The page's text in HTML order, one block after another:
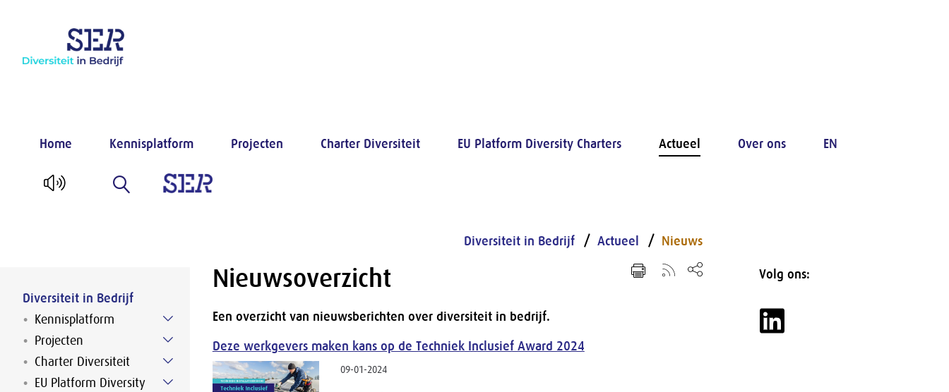
Home Kennisplatform Projecten Charter Diversiteit EU Platform Diversity Charters Actueel Over ons EN
Diversiteit in Bedrijf
Kennisplatform
Projecten
Charter Diversiteit
EU Platform Diversity
Diversiteit in Bedrijf Actueel Nieuws
Nieuwsoverzicht
Een overzicht van nieuwsberichten over diversiteit in bedrijf.
Deze werkgevers maken kans op de Techniek Inclusief Award 2024
09-01-2024
Volg ons: